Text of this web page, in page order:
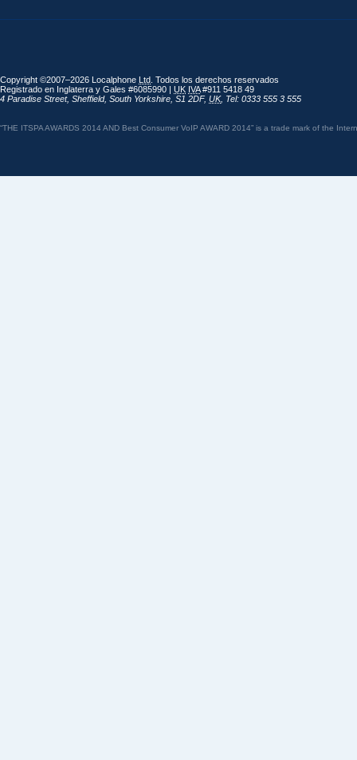
Copyright ©2007–2026 Localphone Ltd . Todos los derechos reservados
Registrado en Inglaterra y Gales #6085990 | UK IVA#911 5418 49
4 Paradise Street, Sheffield, South Yorkshire S1 2DF, UK, Tel: 0333 555 3 555
“THE ITSPA AWARDS 2014 AND Best Consumer VoIP AWARD 2014” is a trade mark of the